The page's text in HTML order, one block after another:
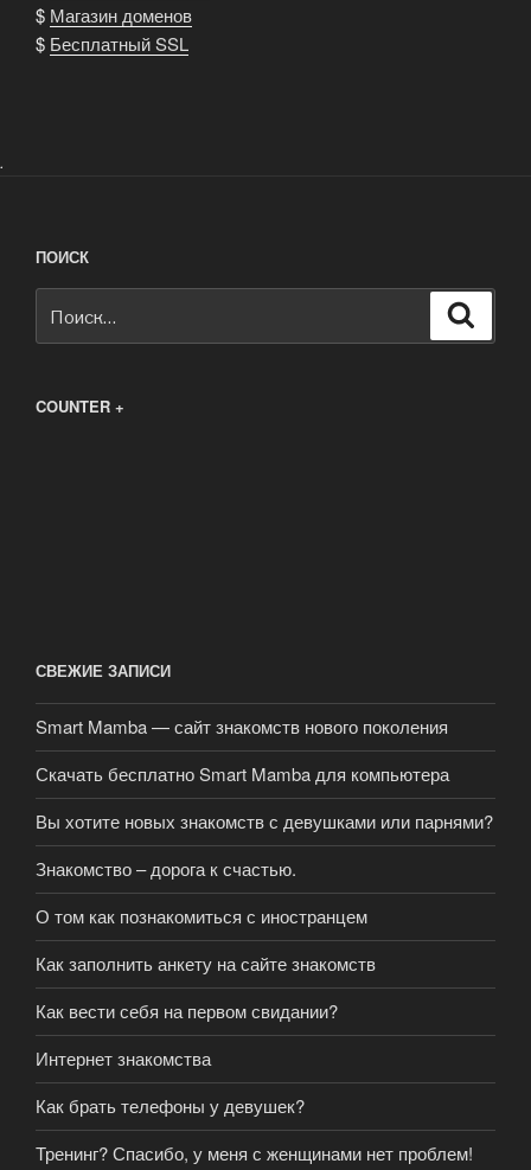
$ Магазин доменов
$ Бесплатный SSL
.
ПОИСК
COUNTER +
СВЕЖИЕ ЗАПИСИ
Smart Mamba — сайт знакомств нового поколения
Скачать бесплатно Smart Mamba для компьютера
Вы хотите новых знакомств с девушками или парнями?
Знакомство – дорога к счастью.
О том как познакомиться с иностранцем
Как заполнить анкету на сайте знакомств
Как вести себя на первом свидании?
Интернет знакомства
Как брать телефоны у девушек?
Тренинг? Спасибо, у меня с женщинами нет проблем!